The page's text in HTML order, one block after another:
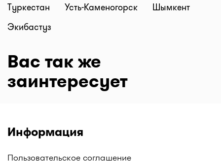
Туркестан
Усть-Каменогорск
Шымкент
Экибастуз
Вас так же
заинтересует
Информация
Пользовательское соглашение